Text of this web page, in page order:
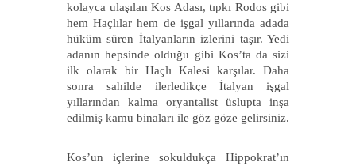
kolayca ulaşılan Kos Adası, tıpkı Rodos gibi
hem Haçlılar hem de işgal yıllarında adada
hüküm süren İtalyanların izlerini taşır. Yedi
adanın hepsinde olduğu gibi Kos’ta da sizi
ilk olarak bir Haçlı Kalesi karşılar. Daha
sonra sahilde ilerledikçe İtalyan işgal
yıllarından kalma oryantalist üslupta inşa
edilmiş kamu binaları ile göz göze gelirsiniz.
Kos’un içlerine sokuldukça Hippokrat’ın